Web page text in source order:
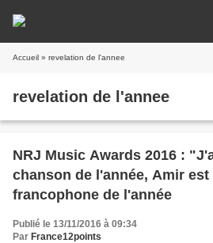
Accueil » revelation de l'annee
revelation de l'annee
NRJ Music Awards 2016 :
chanson de l'année, Amir
francophone de l'année
Publié le 13/11/2016 à 09:34
Par France12points